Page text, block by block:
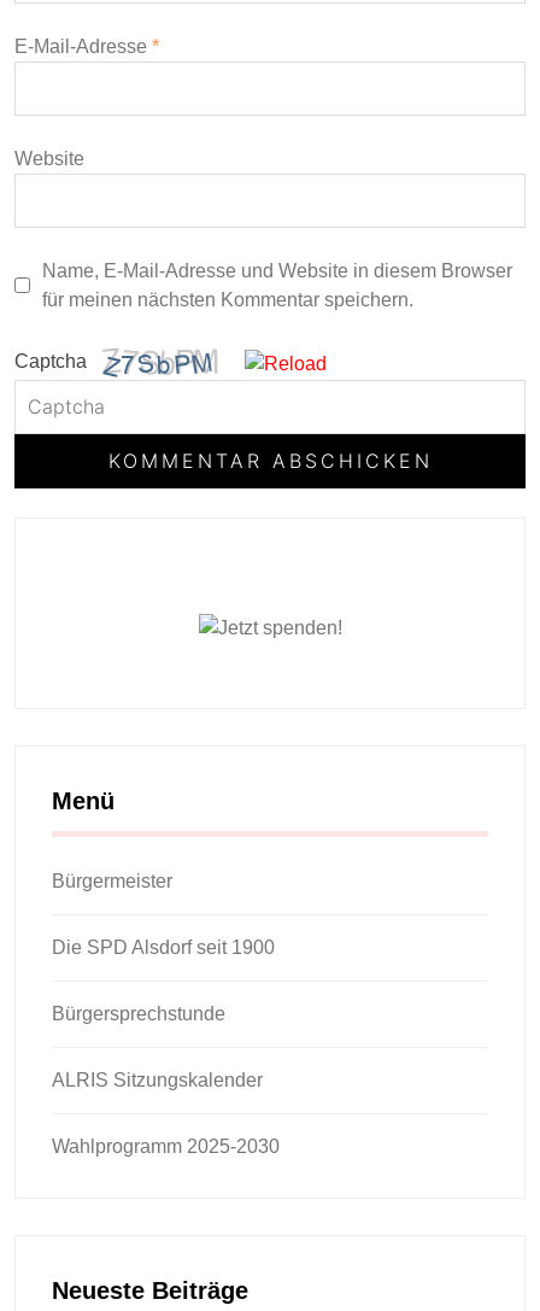
E-Mail-Adresse *
Website
Name, E-Mail-Adresse und Website in diesem Browser
für meinen nächsten Kommentar speichern.
Captcha
Menü
Bürgermeister
Die SPD Alsdorf seit 1900
Bürgersprechstunde
ALRIS Sitzungskalender
Wahlprogramm 2025-2030
Neueste Beiträge